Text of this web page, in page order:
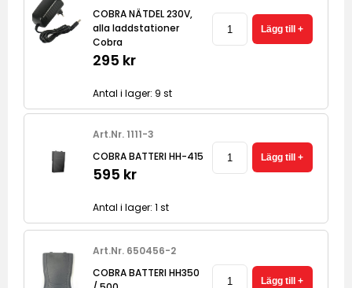
COBRA NÄTDEL 230V,
alla laddstationer
Cobra
295 kr
Antal i lager: 9 st
Art.Nr. 1111-3
COBRA BATTERI HH-415
595 kr
Antal i lager: 1 st
Art.Nr. 650456-2
COBRA BATTERI HH350